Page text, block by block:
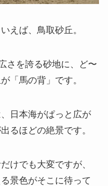
えば、鳥取砂丘。
さを誇る砂地に、ど〜
「馬の背」です。
日本海がぱっと広が
るほどの絶景です。
けでも大変ですが、
景色がそこに待って